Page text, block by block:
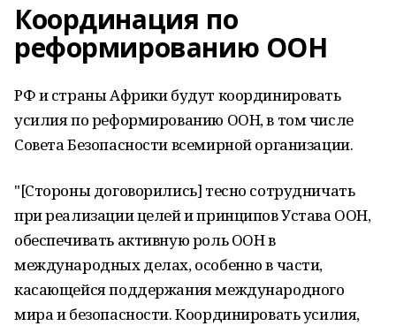
Координация по
реформированию ООН
РФ и страны Африки будут координировать
усилия по реформированию ООН, в том числе
Совета Безопасности всемирной организации.
"[Стороны договорились] тесно сотрудничать
при реализации целей и принципов Устава ООН,
обеспечивать активную роль ООН в
международных делах, особенно в части,
касающейся поддержания международного
мира и безопасности. Координировать усилия,